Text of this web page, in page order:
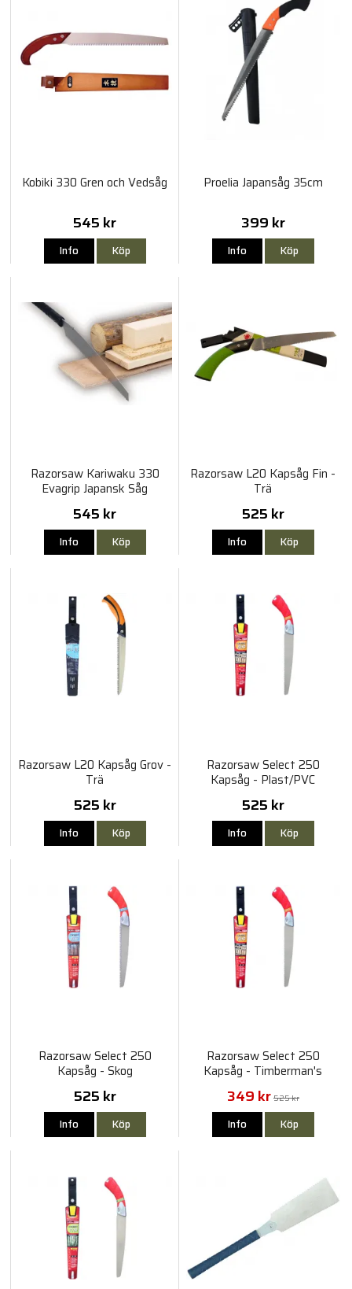
Kobiki 330 Gren och Vedsåg
545 kr
Info Köp
Proelia Japansåg 35cm
399 kr
Info Köp
Razorsaw Kariwaku 330
Evagrip Japansk Såg
545 kr
Info Köp
Razorsaw L20 Kapsåg Fin -
Trä
525 kr
Info Köp
Razorsaw L20 Kapsåg Grov -
Trä
525 kr
Info Köp
Razorsaw Select 250
Kapsåg - Plast/PVC
525 kr
Info Köp
Razorsaw Select 250
Kapsåg - Skog
525 kr
Info Köp
Razorsaw Select 250
Kapsåg - Timberman's
349 kr 525 kr
Info Köp